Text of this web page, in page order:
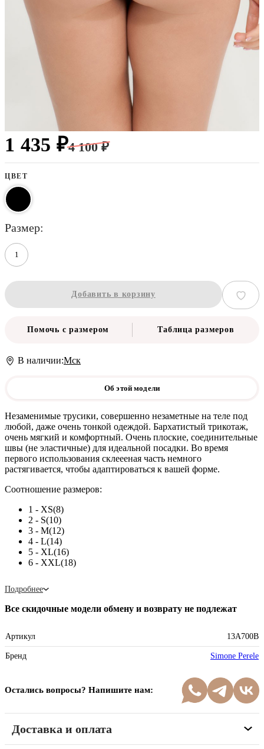
1 435 ₽4 100 ₽
ЦВЕТ
размер
1
Добавить в корзину
Помочь с размером Таблица размеров
В наличии:Мск
Об этой модели
Незаменимые трусики, совершенно незаметные на теле под
любой, даже очень тонкой одеждой. Бархатистый трикотаж,
очень мягкий и комфортный. Очень плоские, соединительные
швы (не эластичные) для идеальной посадки. Во время
первого использования склеееная часть немного
растягивается, чтобы адаптироваться к вашей форме.
Соотношение размеров:
1 - XS(8)
2 - S(10)
3 - M(12)
4 - L(14)
5 - XL(16)
6 - XXL(18)
Подробнее
Все скидочные модели обмену и возврату не подлежат
Артикул 13A700B
Бренд Simone Perele
Остались вопросы? Напишите нам:
Доставка и оплата